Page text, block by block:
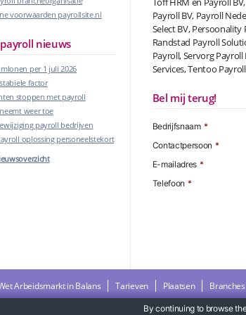
voorwaarden payrollsite.nl
nieuws
per 1 juli 2026
factor
stoppen met payroll
weer toe
payroll bedrijven
oplossing personeelstekort
Payroll BV, Payroll
Select BV, Persoonality
Randstad Payroll
Payroll, Servorg
Services, Tentoo
Bel mij terug!
Bedrijfsnaam *
Contactpersoon *
E-mailadres *
Telefoon *
Arbeidsmarkt in Balans Tarieven Plaatsen Branches
By continuing to browse